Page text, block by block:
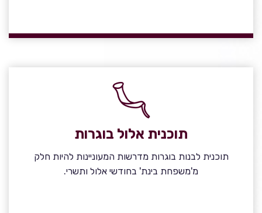
תוכנית אלול בוגרות
תוכנית לבנות בוגרות מדרשות המעוניינות להיות חלק
מ'משפחת בינת' בחודשי אלול ותשרי.